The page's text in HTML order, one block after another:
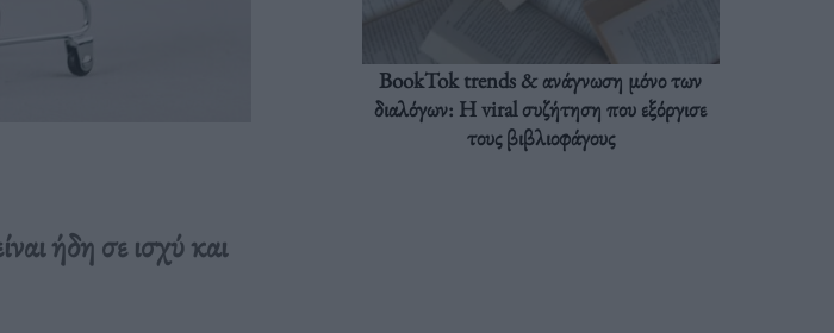
ήδη σε ισχύ και
BookTok trends & ανάγνωση μόνο των
διαλόγων: Η viral συζήτηση που εξόργισε
τους βιβλιοφάγους